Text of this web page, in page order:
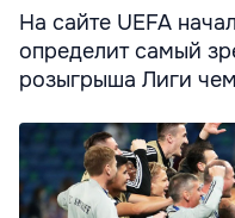
На сайте UEFA
определит самый
розыгрыша Лиги